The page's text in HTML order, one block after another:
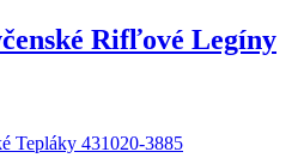
Rifľové Legíny